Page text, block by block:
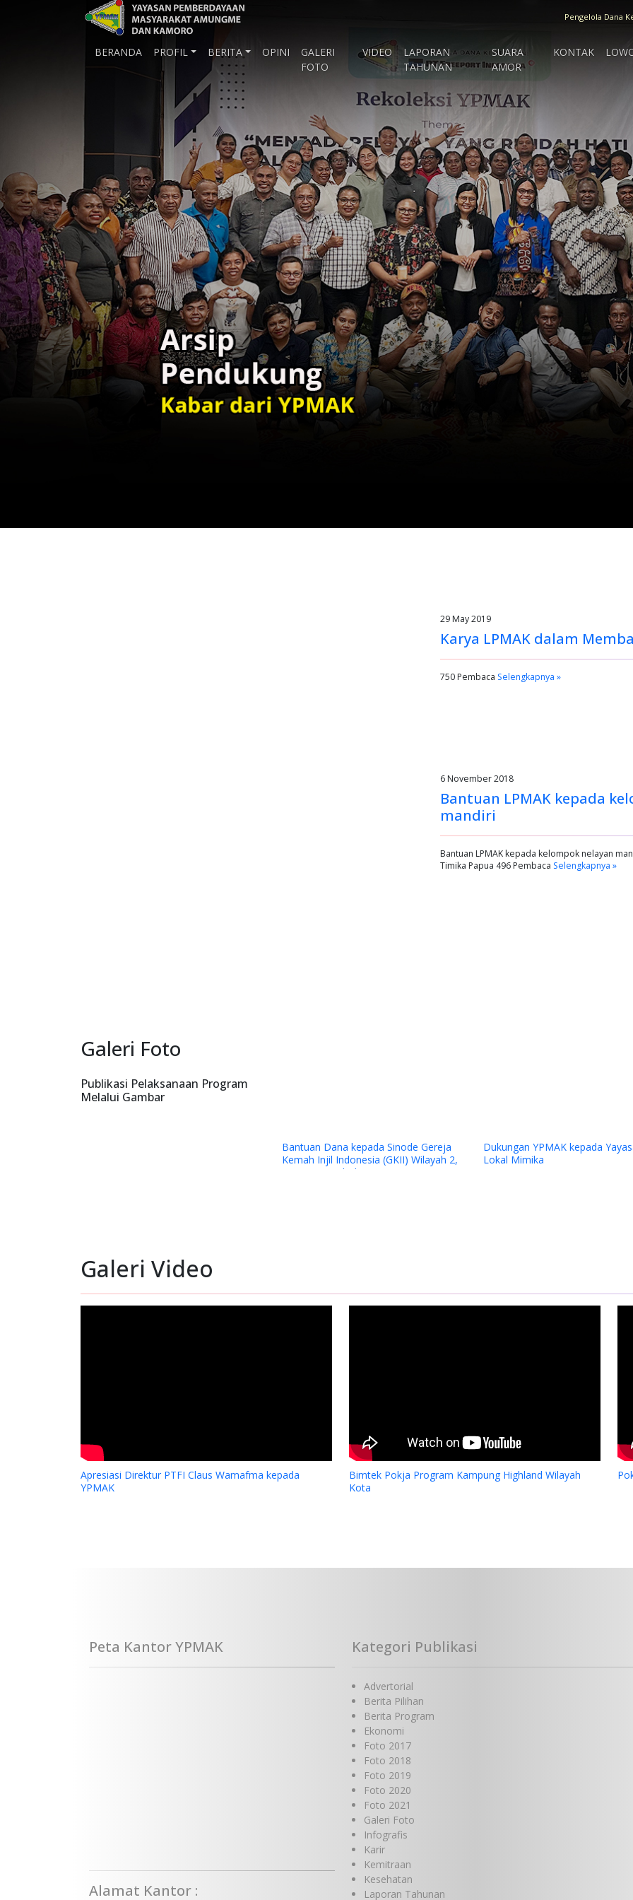
Pengelola Dana
BERANDA PROFIL BERITA OPINI
GALERI
FOTO
VIDEO
LAPORAN
TAHUNAN
SUARA
AMOR
KONTAK
29 May 2019
Karya LPMAK dalam
750 Pembaca Selengkapnya »
6 November 2018
Bantuan LPMAK kepada
mandiri
Bantuan LPMAK kepada kelompok nelayan
Timika Papua 496 Pembaca Selengkapnya »
Galeri Foto
Publikasi Pelaksanaan Program
Melalui Gambar
Dukungan YPMAK kepada Yayasan
Penilaian Lapangan Juri CSR dan PDB
Award 2025 Program Bantuan 85 guru
Galeri Video
Apresiasi Direktur PTFI Claus Wamafma kepada
YPMAK
Bimtek Pokja Program Kampung Highland Wilayah
Kota
Peta Kantor YPMAK
Alamat Kantor :
Kategori Publikasi
Advertorial
Berita Pilihan
Berita Program
Ekonomi
Foto 2017
Foto 2018
Foto 2019
Foto 2020
Foto 2021
Galeri Foto
Infografis
Karir
Kemitraan
Kesehatan
Laporan Tahunan